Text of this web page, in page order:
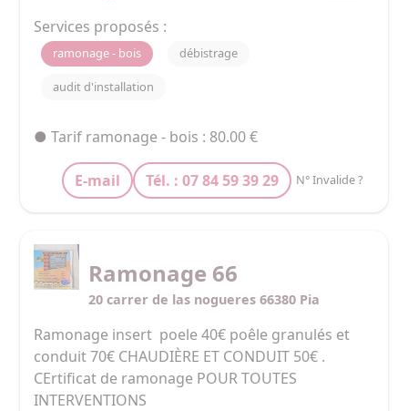
Services proposés :
ramonage - bois débistrage
audit d'installation
● Tarif ramonage - bois : 80.00 €
E-mail Tél. : 07 84 59 39 29 N° Invalide ?
Ramonage 66
20 carrer de las nogueres 66380 Pia
Ramonage insert  poele 40€ poêle granulés et
conduit 70€ CHAUDIÈRE ET CONDUIT 50€ .
CErtificat de ramonage POUR TOUTES
INTERVENTIONS